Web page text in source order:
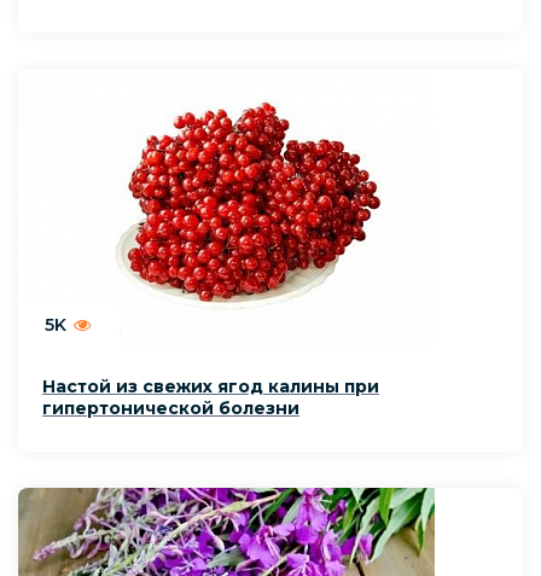
5K
Настой из свежих ягод калины при
гипертонической болезни